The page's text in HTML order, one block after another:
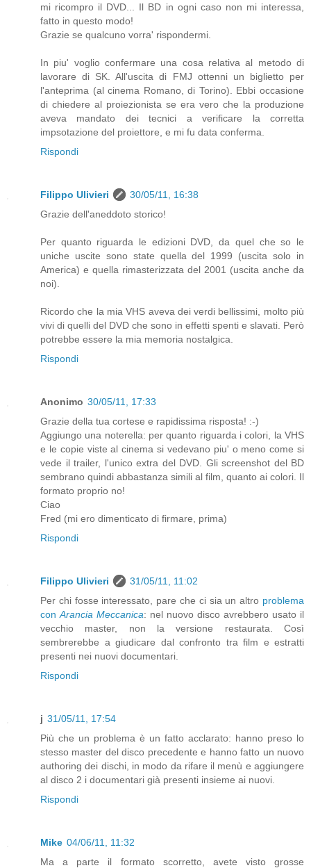
mi ricompro il DVD... Il BD in ogni caso non mi interessa,
fatto in questo modo!
Grazie se qualcuno vorra' rispondermi.
In piu' voglio confermare una cosa relativa al metodo di
lavorare di SK. All'uscita di FMJ ottenni un biglietto per
l'anteprima (al cinema Romano, di Torino). Ebbi occasione
di chiedere al proiezionista se era vero che la produzione
aveva mandato dei tecnici a verificare la corretta
impsotazione del proiettore, e mi fu data conferma.
Rispondi
Filippo Ulivieri
30/05/11, 16:38
Grazie dell'aneddoto storico!
Per quanto riguarda le edizioni DVD, da quel che so le
uniche uscite sono state quella del 1999 (uscita solo in
America) e quella rimasterizzata del 2001 (uscita anche da
noi).
Ricordo che la mia VHS aveva dei verdi bellissimi, molto più
vivi di quelli del DVD che sono in effetti spenti e slavati. Però
potrebbe essere la mia memoria nostalgica.
Rispondi
Anonimo 30/05/11, 17:33
Grazie della tua cortese e rapidissima risposta! :-)
Aggiungo una noterella: per quanto riguarda i colori, la VHS
e le copie viste al cinema si vedevano piu' o meno come si
vede il trailer, l'unico extra del DVD. Gli screenshot del BD
sembrano quindi abbastanza simili al film, quanto ai colori. Il
formato proprio no!
Ciao
Fred (mi ero dimenticato di firmare, prima)
Rispondi
Filippo Ulivieri
31/05/11, 11:02
Per chi fosse interessato, pare che ci sia un altro problema
con Arancia Meccanica: nel nuovo disco avrebbero usato il
vecchio master, non la versione restaurata. Così
sembrerebbe a giudicare dal confronto tra film e estratti
presenti nei nuovi documentari.
Rispondi
j 31/05/11, 17:54
Più che un problema è un fatto acclarato: hanno preso lo
stesso master del disco precedente e hanno fatto un nuovo
authoring dei dischi, in modo da rifare il menù e aggiungere
al disco 2 i documentari già presenti insieme ai nuovi.
Rispondi
Mike 04/06/11, 11:32
Ma a parte il formato scorretto, avete visto grosse